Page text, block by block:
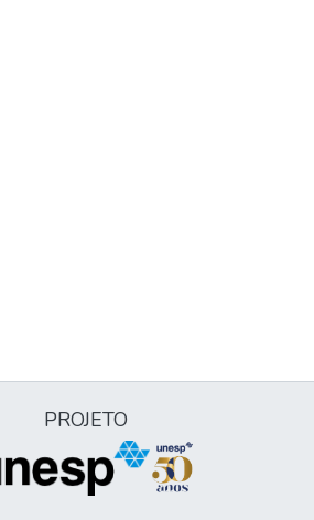
PROJETO